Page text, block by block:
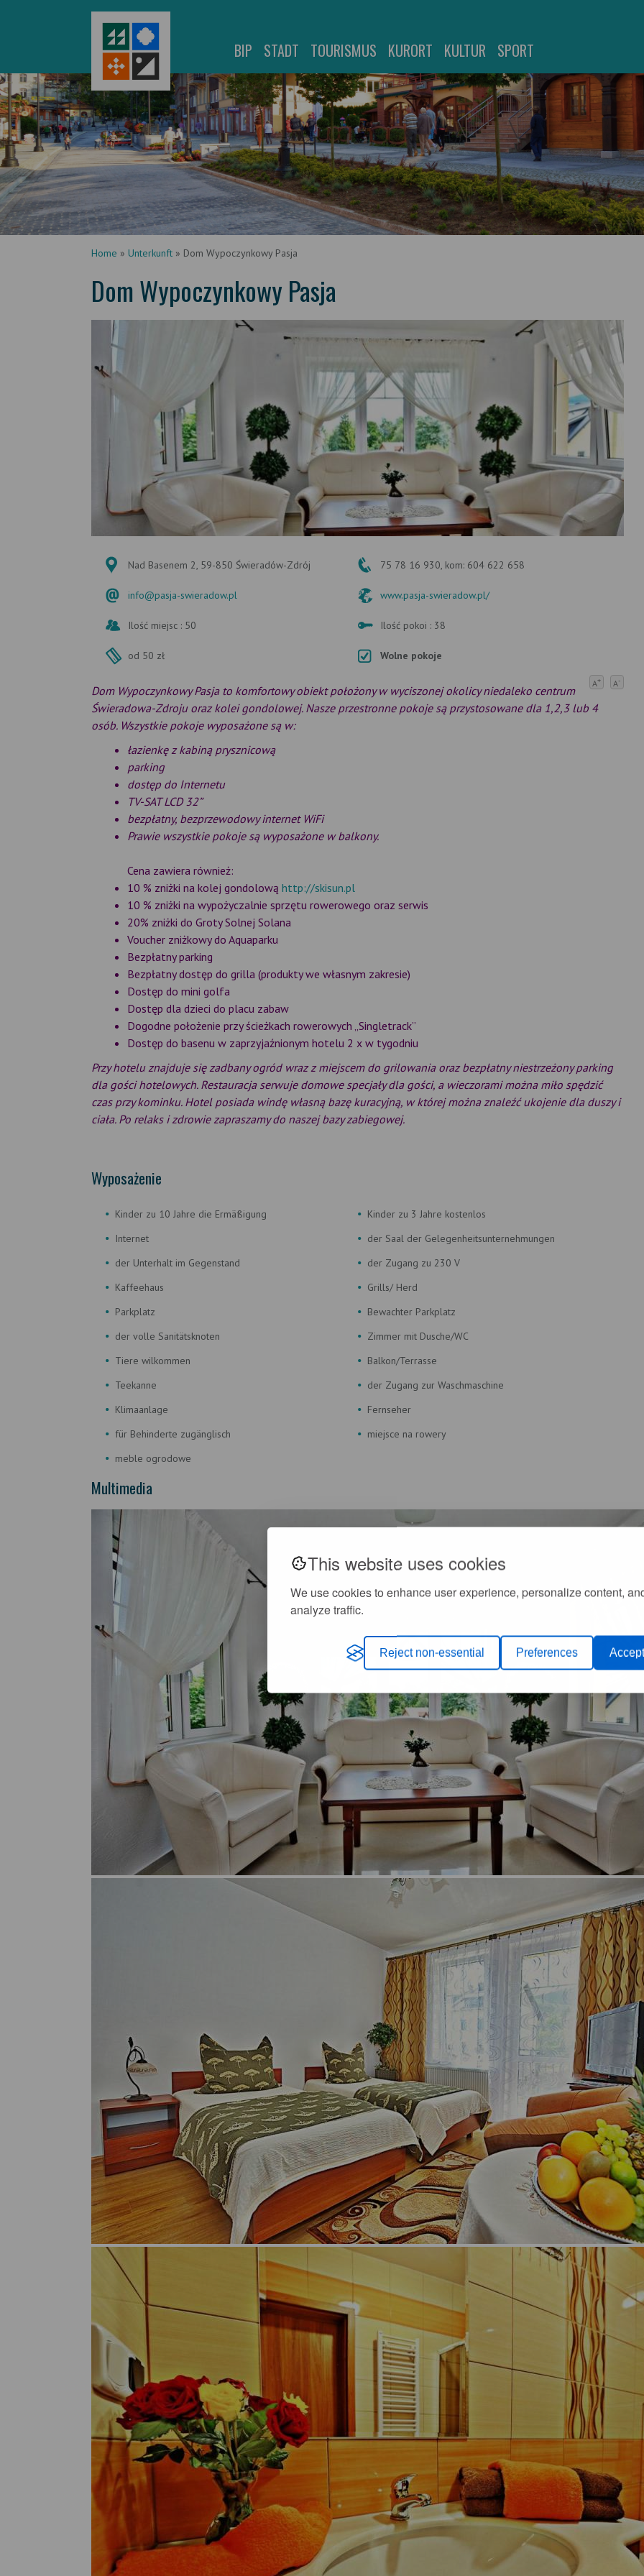
This website uses cookies
We use cookies to enhance user experience, personalize content,
analyze traffic.
Reject non-essential Preferences
BIP STADT TOURISMUS KURORT KULTUR SPORT
Home » Unterkunft » Dom Wypoczynkowy Pasja
Dom Wypoczynkowy Pasja
Nad Basenem 2, 59-850 Świeradów-Zdrój 75 78 16 930, kom: 604 622 658
info@pasja-swieradow.pl www.pasja-swieradow.pl/‎
Ilość miejsc : 50 Ilość pokoi : 38
od 50 zł Wolne pokoje
A+ A-
Dom Wypoczynkowy Pasja to komfortowy obiekt położony w wyciszonej okolicy niedaleko centrum
Świeradowa-Zdroju oraz kolei gondolowej. Nasze przestronne pokoje są przystosowane dla 1,2,3 lub 4
osób. Wszystkie pokoje wyposażone są w:
łazienkę z kabiną prysznicową
parking
dostęp do Internetu
TV-SAT LCD 32”
bezpłatny, bezprzewodowy internet WiFi
Prawie wszystkie pokoje są wyposażone w balkony.
Cena zawiera również:
10 % zniżki na kolej gondolową http://skisun.pl
10 % zniżki na wypożyczalnie sprzętu rowerowego oraz serwis
20% zniżki do Groty Solnej Solana
Voucher zniżkowy do Aquaparku
Bezpłatny parking
Bezpłatny dostęp do grilla (produkty we własnym zakresie)
Dostęp do mini golfa
Dostęp dla dzieci do placu zabaw
Dogodne położenie przy ścieżkach rowerowych „Singletrack”
Dostęp do basenu w zaprzyjaźnionym hotelu 2 x w tygodniu
Przy hotelu znajduje się zadbany ogród wraz z miejscem do grilowania oraz bezpłatny niestrzeżony parking
dla gości hotelowych. Restauracja serwuje domowe specjały dla gości, a wieczorami można miło spędzić
czas przy kominku. Hotel posiada windę własną bazę kuracyjną, w której można znaleźć ukojenie dla duszy i
ciała. Po relaks i zdrowie zapraszamy do naszej bazy zabiegowej.
Wyposażenie
Kinder zu 10 Jahre die Ermäßigung
Kinder zu 3 Jahre kostenlos
Internet
der Saal der Gelegenheitsunternehmungen
der Unterhalt im Gegenstand
der Zugang zu 230 V
Kaffeehaus
Grills/ Herd
Parkplatz
Bewachter Parkplatz
der volle Sanitätsknoten
Zimmer mit Dusche/WC
Tiere wilkommen
Balkon/Terrasse
Teekanne
der Zugang zur Waschmaschine
Klimaanlage
Fernseher
für Behinderte zugänglisch
miejsce na rowery
meble ogrodowe
Multimedia